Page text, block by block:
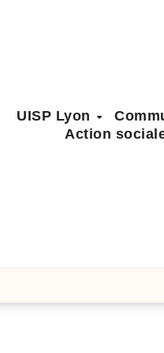
UISP Lyon
Action